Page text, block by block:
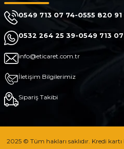
0549 713 07 74-0555 820 91
0532 264 25 39-0549 713
info@eticaret.com.tr
İletişim Bilgilerimiz
Sipariş Takibi
2025 © Tüm hakları saklıdır. Kredi